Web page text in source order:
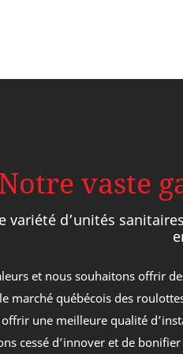
vaste
variété d’unités
et nous souhaitons offrir
québécois des
une meilleure qualité
cessé d’innover et de